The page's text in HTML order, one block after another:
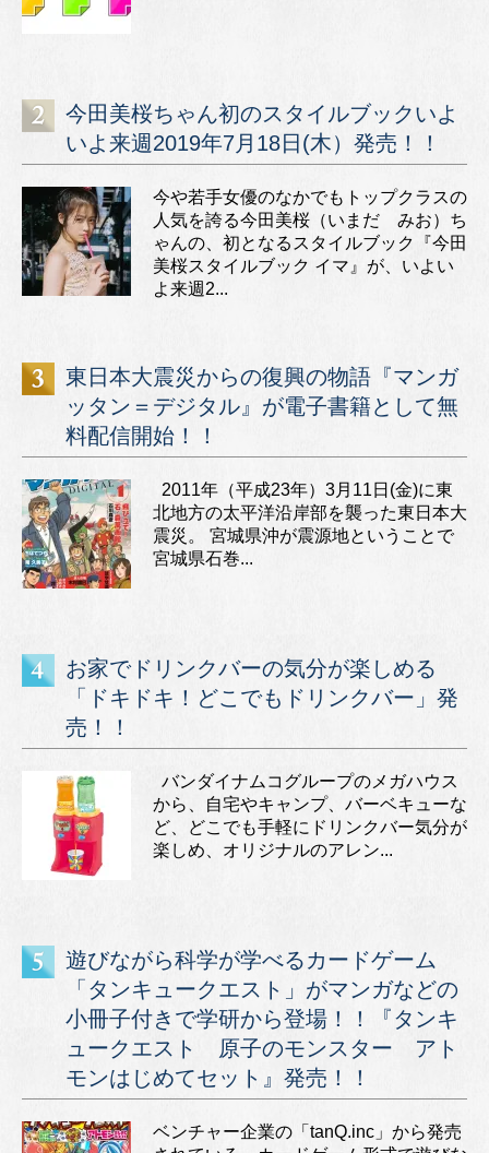
今田美桜ちゃん初のスタイルブックいよ
いよ来週2019年7月18日(木）発売！！
今や若手女優のなかでもトップクラスの
人気を誇る今田美桜（いまだ みお）ち
ゃんの、初となるスタイルブック『今田
美桜スタイルブック イマ』が、いよい
よ来週2...
東日本大震災からの復興の物語『マンガ
ッタン＝デジタル』が電子書籍として無
料配信開始！！
2011年（平成23年）3月11日(金)に東
北地方の太平洋沿岸部を襲った東日本大
震災。 宮城県沖が震源地ということで
宮城県石巻...
お家でドリンクバーの気分が楽しめる
「ドキドキ！どこでもドリンクバー」発
売！！
バンダイナムコグループのメガハウス
から、自宅やキャンプ、バーベキューな
ど、どこでも手軽にドリンクバー気分が
楽しめ、オリジナルのアレン...
遊びながら科学が学べるカードゲーム
「タンキュークエスト」がマンガなどの
小冊子付きで学研から登場！！『タンキ
ュークエスト 原子のモンスター アト
モンはじめてセット』発売！！
ベンチャー企業の「tanQ.inc」から発売